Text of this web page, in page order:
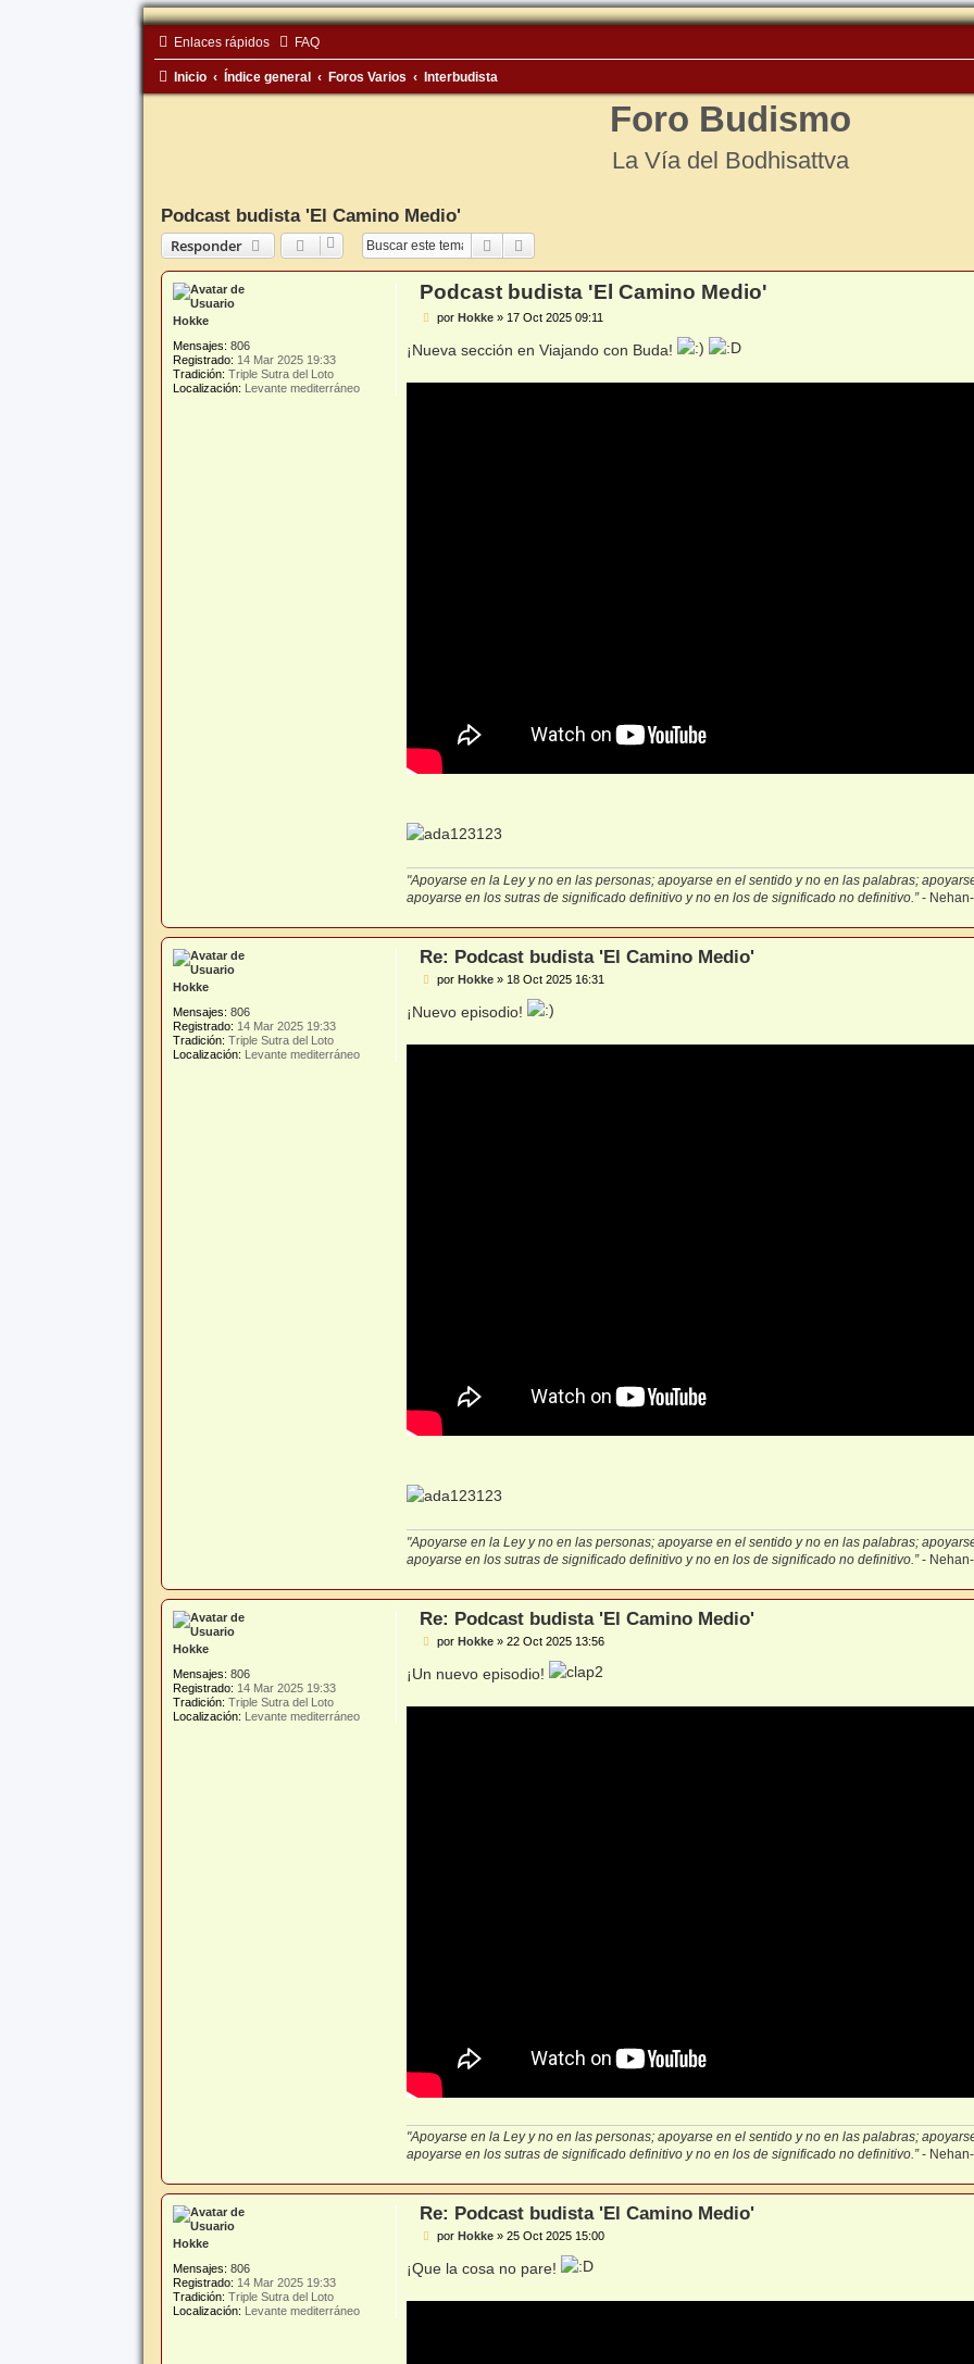
Enlaces rápidos FAQ
Inicio Índice general Foros Varios Interbudista
Foro Budismo
La Vía del Bodhisattva
Podcast budista 'El Camino Medio'
Responder
Buscar
Hokke
Mensajes: 806
Registrado: 14 Mar 2025 19:33
Tradición: Triple Sutra del Loto
Localización: Levante mediterráneo
Podcast budista 'El Camino Medio'
M
s
j
porHokke » 17 Oct 2025 09:11
¡Nueva sección en Viajando con Buda!
"Apoyarse en la Ley y no en las personas; apoyarse en el sentido y no en las palabras;
apoyarse en los sutras de significado definitivo y no en los de significado no definitivo.”-
Hokke
Mensajes: 806
Registrado: 14 Mar 2025 19:33
Tradición: Triple Sutra del Loto
Localización: Levante mediterráneo
Re: Podcast budista 'El Camino Medio'
M
s
j
porHokke » 18 Oct 2025 16:31
¡Nuevo episodio!
"Apoyarse en la Ley y no en las personas; apoyarse en el sentido y no en las palabras;
apoyarse en los sutras de significado definitivo y no en los de significado no definitivo.”-
Hokke
Mensajes: 806
Registrado: 14 Mar 2025 19:33
Tradición: Triple Sutra del Loto
Localización: Levante mediterráneo
Re: Podcast budista 'El Camino Medio'
M
s
j
porHokke »22 Oct 2025 13:56
¡Un nuevo episodio!
"Apoyarse en la Ley y no en las personas; apoyarse en el sentido y no en las palabras;
apoyarse en los sutras de significado definitivo y no en los de significado no definitivo.”-
Hokke
Mensajes: 806
Registrado: 14 Mar 2025 19:33
Tradición: Triple Sutra del Loto
Localización: Levante mediterráneo
Re: Podcast budista 'El Camino Medio'
M
s
j
porHokke »25 Oct 2025 15:00
¡Que la cosa no pare!